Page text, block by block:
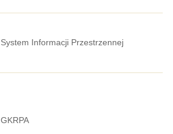
System Informacji Przestrzennej
GKRPA